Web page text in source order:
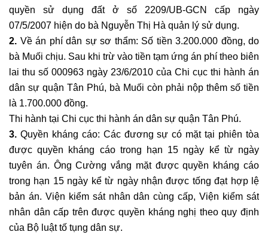
quyền sử dụng đất ở số 2209/UB-GCN cấp ngày
07/5/2007 hiện do bà Nguyễn Thị Hà quản lý sử dụng.
2. Về án phí dân sự sơ thẩm: Số tiền 3.200.000 đồng, do
bà Muối chịu. Sau khi trừ vào tiền tạm ứng án phí theo biên
lai thu số 000963 ngày 23/6/2010 của Chi cục thi hành án
dân sự quận Tân Phú, bà Muối còn phải nộp thêm số tiền
là 1.700.000 đồng.
Thi hành tại Chi cục thi hành án dân sự quận Tân Phú.
3. Quyền kháng cáo: Các đương sự có mặt tại phiên tòa
được quyền kháng cáo trong hạn 15 ngày kể từ ngày
tuyên án. Ông Cường vắng mặt được quyền kháng cáo
trong hạn 15 ngày kể từ ngày nhận được tống đạt hợp lệ
bản án. Viện kiểm sát nhân dân cùng cấp, Viện kiểm sát
nhân dân cấp trên được quyền kháng nghị theo quy định
của Bộ luật tố tụng dân sự.